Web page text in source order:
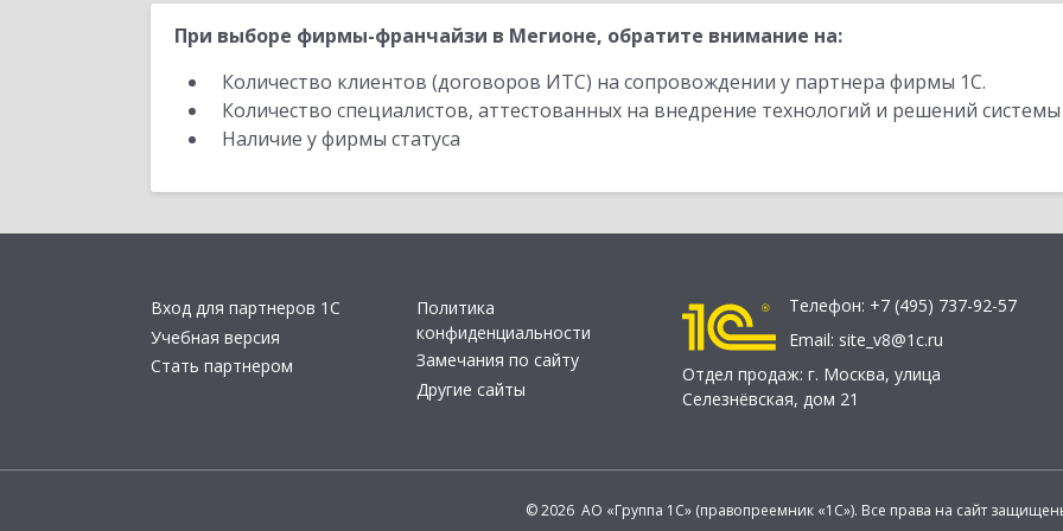
При выборе фирмы-франчайзи в Мегионе, обратите внимание на:
Количество клиентов (договоров ИТС) на сопровождении у партнера фирмы 1С.
Количество специалистов, аттестованных на внедрение технологий и решений
Наличие у фирмы статуса
Вход для партнеров 1С
Учебная версия
Стать партнером
Политика
конфиденциальности
Замечания по сайту
Другие сайты
Телефон: +7 (495) 737-92-57
Email: site_v8@1c.ru
Отдел продаж: г. Москва, улица
Селезнёвская, дом 21
© 2026 АО «Группа 1С» (правопреемник «1С»). Все права на сайт